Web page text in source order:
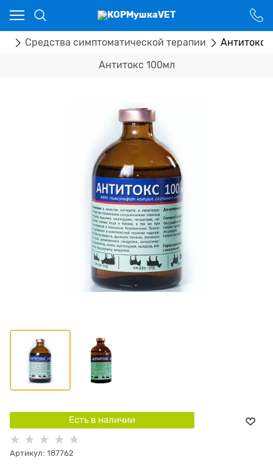
Средства симптоматической терапии Антитокс
Антитокс 100мл
Есть в наличии
Артикул: 187762
Ваш город - Костанай,
угадали?